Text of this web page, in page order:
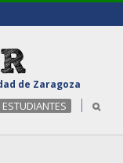
de Zaragoza
ESTUDIANTES